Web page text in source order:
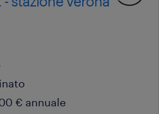
€ annuale